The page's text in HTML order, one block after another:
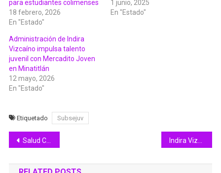
para estudiantes colimenses
18 febrero, 2026
En "Estado"
1 junio, 2025
En "Estado"
Administración de Indira
Vizcaíno impulsa talento
juvenil con Mercadito Joven
en Minatitlán
12 mayo, 2026
En "Estado"
Etiquetado Subsejuv
Navegación
de
Salud Colima realiza operativo para el turismo ‘Vacaciones Decembrinas 2025’